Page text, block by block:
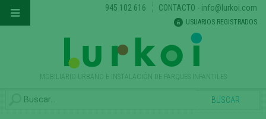
MOBILIARIO URBANO E INSTALACIÓN DE PARQUES INFANTILES
945 102 616 CONTACTO - info@lurkoi.com
USUARIOS REGISTRADOS